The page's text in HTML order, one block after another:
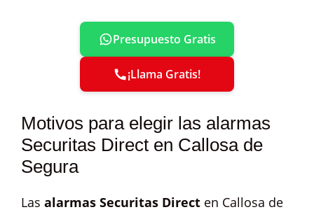
Presupuesto Gratis
¡Llama Gratis!
Motivos para elegir las alarmas
Securitas Direct en Callosa de
Segura
Las alarmas Securitas Direct en Callosa de